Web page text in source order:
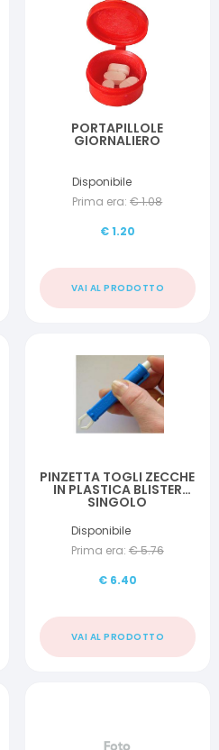
PORTAPILLOLE
GIORNALIERO
Disponibile
Prima era: €1.08
€1.20
VAI AL PRODOTTO
PINZETTA TOGLI ZECCHE
IN PLASTICA BLISTER
SINGOLO
Disponibile
Prima era: €5.76
€ 6.40
VAI AL PRODOTTO